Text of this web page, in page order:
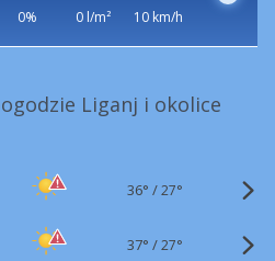
0% 0 l/m²
10 km/h
Liganj i okolice
36° /27°
37° /27°